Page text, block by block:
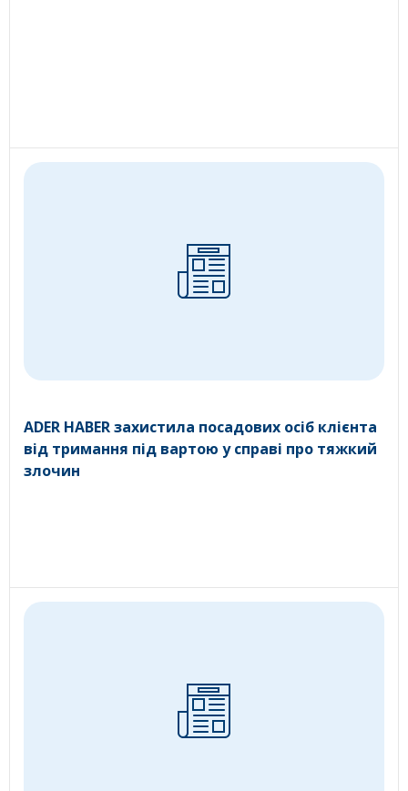
ADER HABER захистила посадових осіб клієнта
від тримання під вартою у справі про тяжкий
злочин